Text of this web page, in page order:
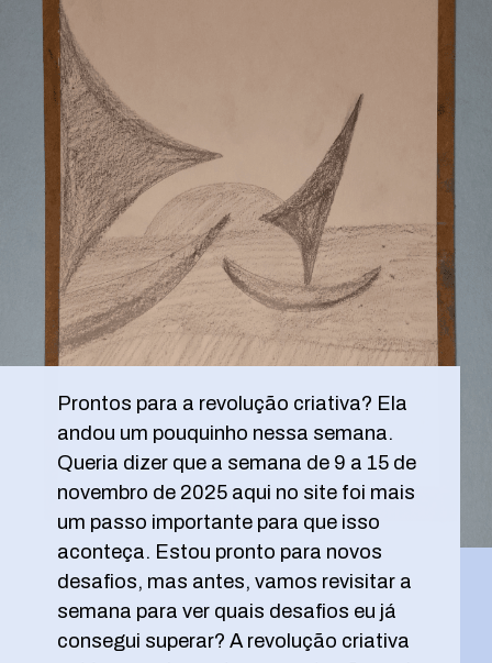
Prontos para a revolução criativa? Ela
andou um pouquinho nessa semana.
Queria dizer que a semana de 9 a 15 de
novembro de 2025 aqui no site foi mais
um passo importante para que isso
aconteça. Estou pronto para novos
desafios, mas antes, vamos revisitar a